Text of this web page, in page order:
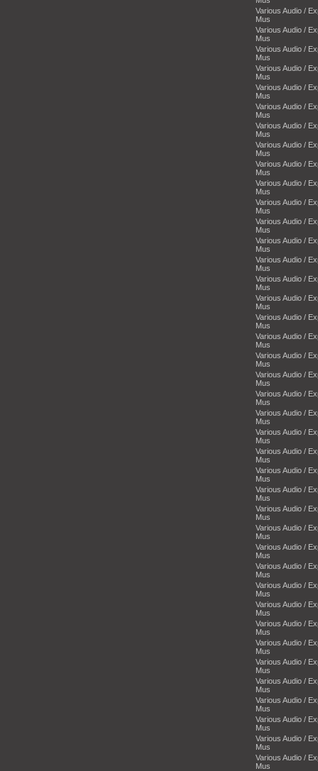
Various Audio /
Mus
Various Audio /
Mus
Various Audio /
Mus
Various Audio /
Mus
Various Audio /
Mus
Various Audio /
Mus
Various Audio /
Mus
Various Audio /
Mus
Various Audio /
Mus
Various Audio /
Mus
Various Audio /
Mus
Various Audio /
Mus
Various Audio /
Mus
Various Audio /
Mus
Various Audio /
Mus
Various Audio /
Mus
Various Audio /
Mus
Various Audio /
Mus
Various Audio /
Mus
Various Audio /
Mus
Various Audio /
Mus
Various Audio /
Mus
Various Audio /
Mus
Various Audio /
Mus
Various Audio /
Mus
Various Audio /
Mus
Various Audio /
Mus
Various Audio /
Mus
Various Audio /
Mus
Various Audio /
Mus
Various Audio /
Mus
Various Audio /
Mus
Various Audio /
Mus
Various Audio /
Mus
Various Audio /
Mus
Various Audio /
Mus
Various Audio /
Mus
Various Audio /
Mus
Various Audio /
Mus
Various Audio /
Mus